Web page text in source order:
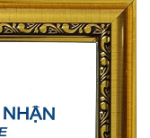
chống nước IP65,
kiện thời tiết.